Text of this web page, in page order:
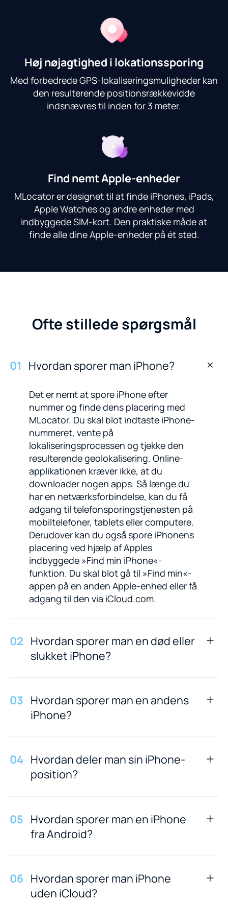
Høj nøjagtighed i lokationssporing
Med forbedrede GPS-lokaliseringsmuligheder kan
den resulterende positionsrækkevidde
indsnævres til inden for 3 meter.
Find nemt Apple-enheder
MLocator er designet til at finde iPhones, iPads,
Apple Watches og andre enheder med
indbyggede SIM-kort. Den praktiske måde at
finde alle dine Apple-enheder på ét sted.
Ofte stillede spørgsmål
01 Hvordan sporer man iPhone?
Det er nemt at spore iPhone efter
nummer og finde dens placering med
MLocator. Du skal blot indtaste iPhone-
nummeret, vente på
lokaliseringsprocessen og tjekke den
resulterende geolokalisering. Online-
applikationen kræver ikke, at du
downloader nogen apps. Så længe du
har en netværksforbindelse, kan du få
adgang til telefonsporingstjenesten på
mobiltelefoner, tablets eller computere.
Derudover kan du også spore iPhonens
placering ved hjælp af Apples
indbyggede »Find min iPhone«-
funktion. Du skal blot gå til »Find min«-
appen på en anden Apple-enhed eller få
adgang til den via iCloud.com.
02 Hvordan sporer man en død eller
slukket iPhone?
03 Hvordan sporer man en andens
iPhone?
04 Hvordan deler man sin iPhone-
position?
05 Hvordan sporer man en iPhone
fra Android?
06 Hvordan sporer man iPhone
uden iCloud?